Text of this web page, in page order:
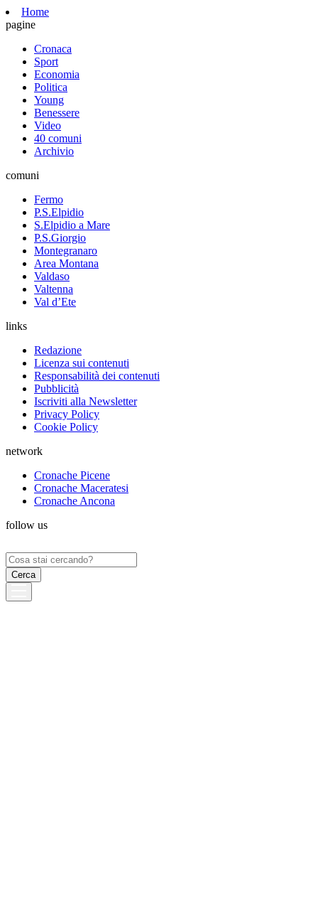
Home
pagine
Cronaca
Sport
Economia
Politica
Young
Benessere
Video
40 comuni
Archivio
comuni
Fermo
P.S.Elpidio
S.Elpidio a Mare
P.S.Giorgio
Montegranaro
Area Montana
Valdaso
Valtenna
Val d’Ete
links
Redazione
Licenza sui contenuti
Responsabilità dei contenuti
Pubblicità
Iscriviti alla Newsletter
Privacy Policy
Cookie Policy
network
Cronache Picene
Cronache Maceratesi
Cronache Ancona
follow us
Ricerca
per: